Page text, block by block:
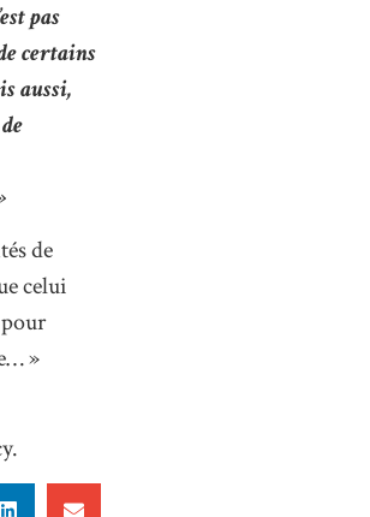
pas
certains
aussi,
de
celui
»